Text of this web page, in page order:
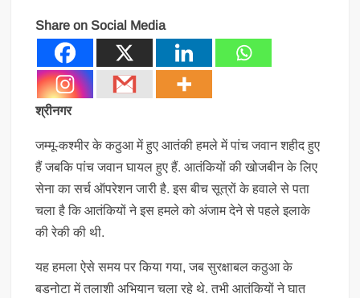
Share on Social Media
श्रीनगर
जम्मू-कश्मीर के कठुआ में हुए आतंकी हमले में पांच जवान शहीद हुए
हैं जबकि पांच जवान घायल हुए हैं. आतंकियों की खोजबीन के लिए
सेना का सर्च ऑपरेशन जारी है. इस बीच सूत्रों के हवाले से पता
चला है कि आतंकियों ने इस हमले को अंजाम देने से पहले इलाके
की रेकी की थी.
यह हमला ऐसे समय पर किया गया, जब सुरक्षाबल कठुआ के
बडनोटा में तलाशी अभियान चला रहे थे. तभी आतंकियों ने घात